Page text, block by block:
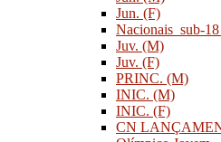
Jun. (F)
Nacionais_sub-
Juv. (M)
Juv. (F)
PRINC. (M)
INIC. (M)
INIC. (F)
CN